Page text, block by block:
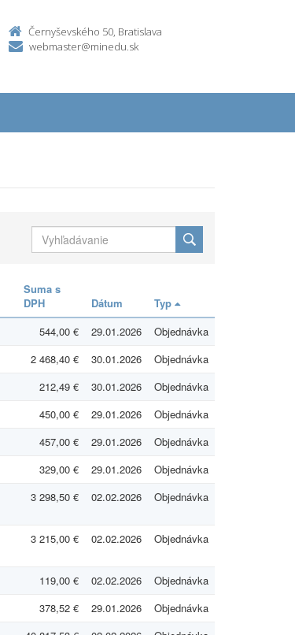
Černyševského 50, Bratislava
webmaster@minedu.sk
Suma s
DPH
Dátum
Typ
544,00 € 29.01.2026
Objednávka
2 468,40 € 30.01.2026
Objednávka
212,49 € 30.01.2026
Objednávka
450,00 € 29.01.2026
Objednávka
457,00 € 29.01.2026
Objednávka
329,00 € 29.01.2026
Objednávka
3 298,50 € 02.02.2026 Objednávka
3 215,00 € 02.02.2026 Objednávka
119,00 € 02.02.2026
Objednávka
378,52 € 29.01.2026
Objednávka